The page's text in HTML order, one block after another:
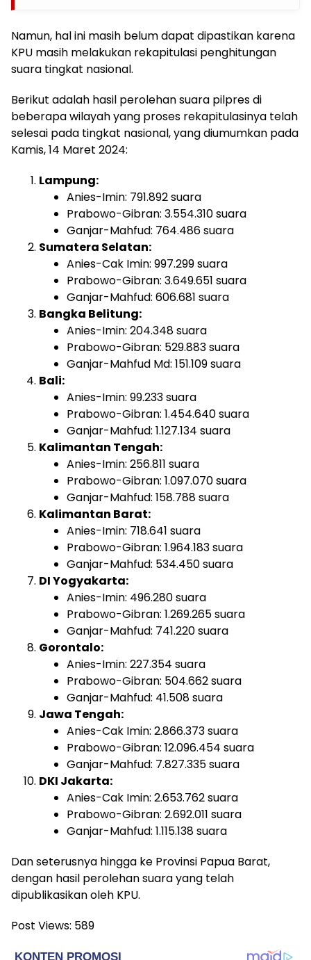
Namun, hal ini masih belum dapat dipastikan karena
KPU masih melakukan rekapitulasi penghitungan
suara tingkat nasional.
Berikut adalah hasil perolehan suara pilpres di
beberapa wilayah yang proses rekapitulasinya telah
selesai pada tingkat nasional, yang diumumkan pada
Kamis, 14 Maret 2024:
Lampung:
Anies-Imin: 791.892 suara
Prabowo-Gibran: 3.554.310 suara
Ganjar-Mahfud: 764.486 suara
Sumatera Selatan:
Anies-Cak Imin: 997.299 suara
Prabowo-Gibran: 3.649.651 suara
Ganjar-Mahfud: 606.681 suara
Bangka Belitung:
Anies-Imin: 204.348 suara
Prabowo-Gibran: 529.883 suara
Ganjar-Mahfud Md: 151.109 suara
Bali:
Anies-Imin: 99.233 suara
Prabowo-Gibran: 1.454.640 suara
Ganjar-Mahfud: 1.127.134 suara
Kalimantan Tengah:
Anies-Imin: 256.811 suara
Prabowo-Gibran: 1.097.070 suara
Ganjar-Mahfud: 158.788 suara
Kalimantan Barat:
Anies-Imin: 718.641 suara
Prabowo-Gibran: 1.964.183 suara
Ganjar-Mahfud: 534.450 suara
DI Yogyakarta:
Anies-Imin: 496.280 suara
Prabowo-Gibran: 1.269.265 suara
Ganjar-Mahfud: 741.220 suara
Gorontalo:
Anies-Imin: 227.354 suara
Prabowo-Gibran: 504.662 suara
Ganjar-Mahfud: 41.508 suara
Jawa Tengah:
Anies-Cak Imin: 2.866.373 suara
Prabowo-Gibran: 12.096.454 suara
Ganjar-Mahfud: 7.827.335 suara
DKI Jakarta:
Anies-Cak Imin: 2.653.762 suara
Prabowo-Gibran: 2.692.011 suara
Ganjar-Mahfud: 1.115.138 suara
Dan seterusnya hingga ke Provinsi Papua Barat,
dengan hasil perolehan suara yang telah
dipublikasikan oleh KPU.
Post Views: 589